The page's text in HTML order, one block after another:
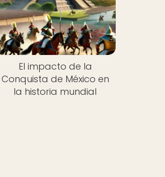
El impacto de la
Conquista de México en
la historia mundial